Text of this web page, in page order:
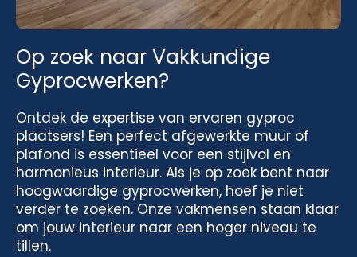
Op zoek naar Vakkundige
Gyprocwerken?
Ontdek de expertise van ervaren gyproc
plaatsers! Een perfect afgewerkte muur of
plafond is essentieel voor een stijlvol en
harmonieus interieur. Als je op zoek bent naar
hoogwaardige gyprocwerken, hoef je niet
verder te zoeken. Onze vakmensen staan klaar
om jouw interieur naar een hoger niveau te
tillen.